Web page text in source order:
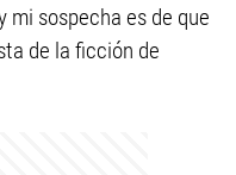
mi sospecha es de que
de la ficción de